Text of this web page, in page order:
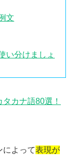
文
い分けましょ
カナ語80選！
によって表現が